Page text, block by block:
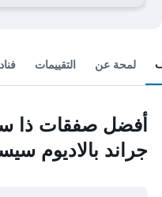
لمحة عن التقييمات
أفضل صفقات ذا
جراند بالاديوم